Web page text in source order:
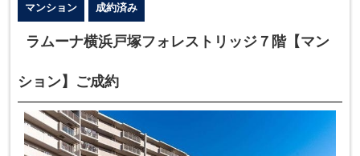
マンション 成約済み
ラムーナ横浜戸塚フォレストリッジ７階【マン
ション】ご成約